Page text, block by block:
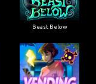
Beast Below